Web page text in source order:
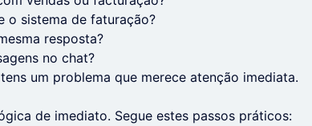
o sistema de faturação?
resposta?
no chat?
um problema que merece atenção imediata.
de imediato. Segue estes passos práticos: